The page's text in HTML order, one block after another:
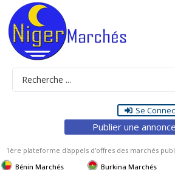
Se
Publier une annonce
1ère plateforme d'appels d'offres des marchés
Bénin Marchés
Burkina Marchés